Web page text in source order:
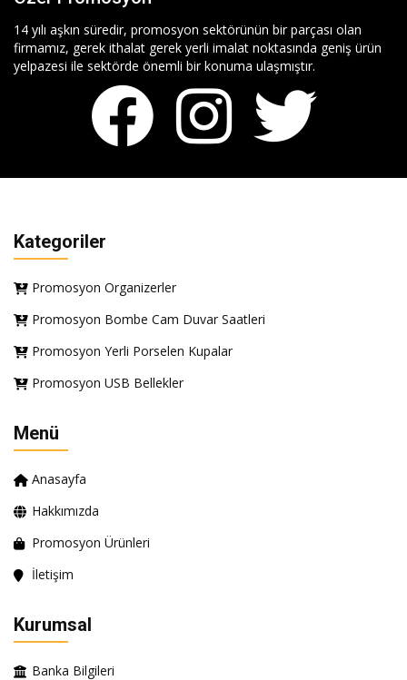
14 yılı aşkın süredir, promosyon sektörünün bir parçası olan
firmamız, gerek ithalat gerek yerli imalat noktasında geniş ürün
yelpazesi ile sektörde önemli bir konuma ulaşmıştır.
Kategoriler
Promosyon Organizerler
Promosyon Bombe Cam Duvar Saatleri
Promosyon Yerli Porselen Kupalar
Promosyon USB Bellekler
Menü
Anasayfa
Hakkımızda
Promosyon Ürünleri
İletişim
Kurumsal
Banka Bilgileri